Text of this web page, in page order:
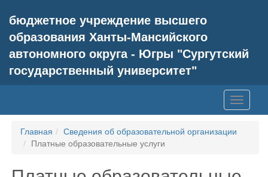
бюджетное учреждение высшего
образования Ханты-Мансийского
автономного округа - Югры "Сургутский
государственный университет"
Toggle
Главная
Сведения об образовательной организации
Платные образовательные услуги